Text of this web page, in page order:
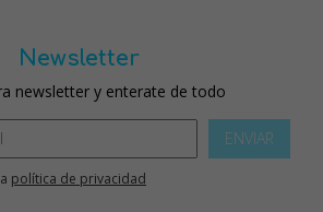
Newsletter
newsletter y enterate de todo
ENVIAR
política de privacidad